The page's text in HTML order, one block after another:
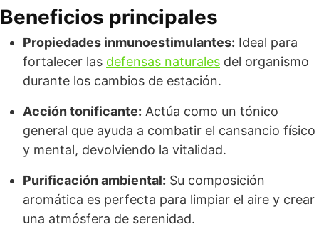
Beneficios principales
Propiedades inmunoestimulantes: Ideal para
fortalecer las defensas naturales del organismo
durante los cambios de estación.
Acción tonificante: Actúa como un tónico
general que ayuda a combatir el cansancio físico
y mental, devolviendo la vitalidad.
Purificación ambiental: Su composición
aromática es perfecta para limpiar el aire y crear
una atmósfera de serenidad.